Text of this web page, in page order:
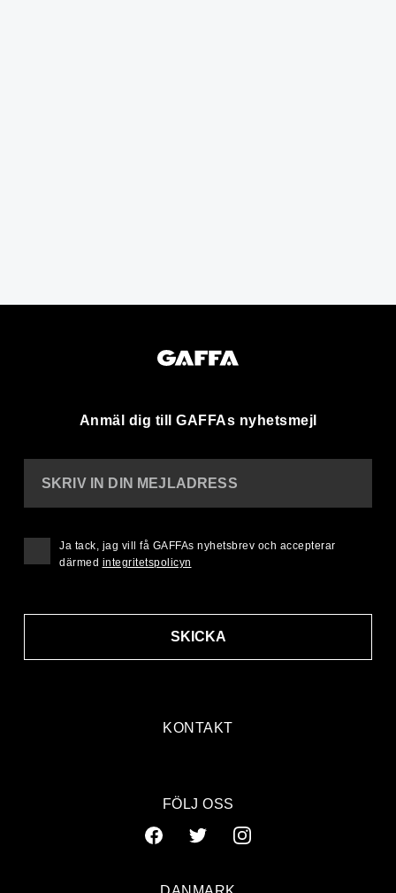
Anmäl dig till GAFFAs nyhetsmejl
KONTAKT
SKRIV IN DIN MEJLADRESS
SKICKA
Ja tack, jag vill få GAFFAs nyhetsbrev och accepterar
därmed integritetspolicyn
FÖLJ OSS